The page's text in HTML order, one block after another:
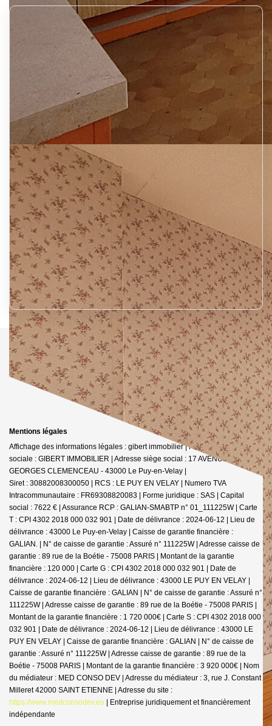
Mentions légales
Affichage des informations légales : gibert immobilier | Raison
sociale : GIBERT IMMOBILIER | Adresse siège social : 17 AVENUE
GEORGES CLEMENCEAU - 43000 Le Puy-en-Velay |
Siret : 30882008300050 | RCS : LE PUY EN VELAY | Numero TVA
Intracommunautaire : FR69308820083 | Forme juridique : SAS | Capital
social : 7622 € | Assurance RCP : GALIAN-SMABTP n° 01_111225W | Carte
T : CPI 4302 2018 000 032 901 | Date de délivrance : 2024-06-12 | Lieu de
délivrance : 43000 Le Puy-en-Velay | Caisse de garantie financière :
GALIAN. | N° de caisse de garantie : Assuré n° 111225W | Adresse caisse de
garantie : 89 rue de la Boétie - 75008 PARIS | Montant de la garantie
financière : 120 000 | Carte G : CPI 4302 2018 000 032 901 | Date de
délivrance : 2024-06-12 | Lieu de délivrance : 43000 LE PUY EN VELAY |
Caisse de garantie financière : GALIAN | N° de caisse de garantie : Assuré n°
111225W | Adresse caisse de garantie : 89 rue de la Boétie - 75008 PARIS |
Montant de la garantie financière : 1 720 000€ | Carte S : CPI 4302 2018 000
032 901 | Date de délivrance : 2024-06-12 | Lieu de délivrance : 43000 LE
PUY EN VELAY | Caisse de garantie financière : GALIAN | N° de caisse de
garantie : Assuré n° 111225W | Adresse caisse de garantie : 89 rue de la
Boétie - 75008 PARIS | Montant de la garantie financière : 3 920 000€ | Nom
du médiateur : MED CONSO DEV | Adresse du médiateur : 3, rue J. Constant
Milleret 42000 SAINT ETIENNE | Adresse du site :
https://www.medconsodev.eu | Entreprise juridiquement et financièrement
indépendante